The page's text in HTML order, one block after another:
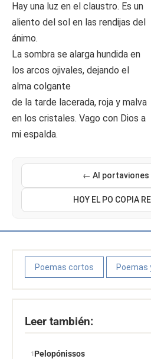
Hay una luz en el claustro. Es un
aliento del sol en las rendijas del
ánimo.
La sombra se alarga hundida en
los arcos ojivales, dejando el
alma colgante
de la tarde lacerada, roja y malva
en los cristales. Vago con Dios a
mi espalda.
← Al portaviones
HOY EL PO COPIA
Poemas cortos Poemas
Leer también:
Pelopónissos